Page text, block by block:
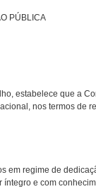
PÚBLICA
estabelece que a
nos termos de
em regime de
e com